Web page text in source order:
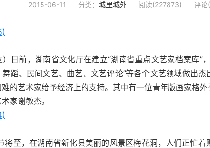
2015-06-11 分类： 城里城外 阅读(227873) 评论
）日前，湖南省文化厅在建立“湖南省重点文艺家档案库”
蹈、民间文艺、曲艺、文艺评论”等各个文艺领域做出
的艺术家给予经济上的支持。其中有一位青年版画家格
家谢敏杰。
将至，在湖南省新化县美丽的风景区梅花洞，人们正忙着